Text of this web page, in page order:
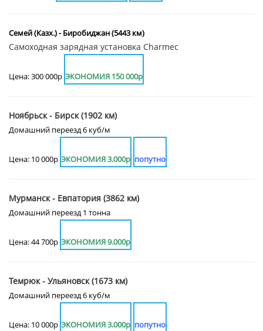
Семей (Казх.) - Биробиджан (5443 км)
Самоходная зарядная установка Charmec
Цена: 300 000р ЭКОНОМИЯ 150 000р
Ноябрьск - Бирск (1902 км)
Домашний переезд 6 куб/м
Цена: 10 000р ЭКОНОМИЯ 3.000р попутно
Мурманск - Евпатория (3862 км)
Домашний переезд 1 тонна
Цена: 44 700р ЭКОНОМИЯ 9.000р
Темрюк - Ульяновск (1673 км)
Домашний переезд 6 куб/м
Цена: 10 000р ЭКОНОМИЯ 3.000р попутно